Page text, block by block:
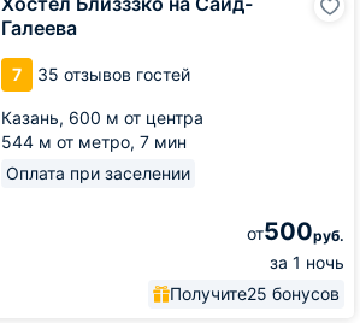
Галеева
7 35 отзывов гостей
Казань, 600 м от центра
544 м от метро, 7 мин
Оплата при заселении
от500руб.
за 1 ночь
Получите25 бонусов